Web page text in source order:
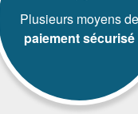
Plusieurs moyens de
paiement sécurisé